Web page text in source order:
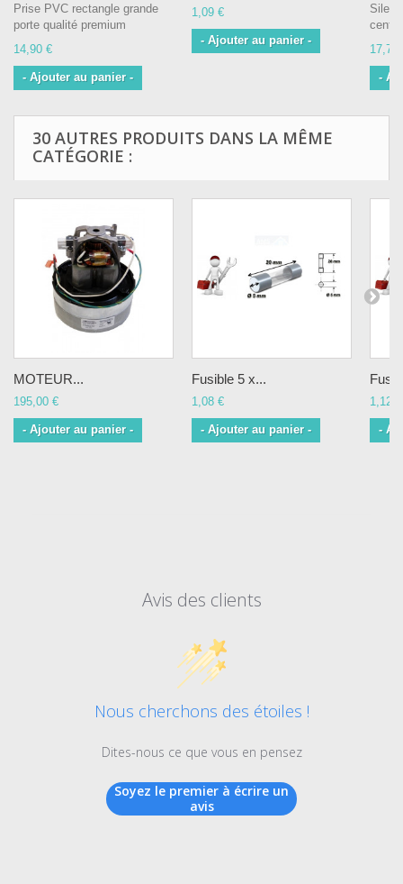
Prise PVC rectangle grande
porte qualité premium
14,90 €
- Ajouter au panier -
1,09 €
- Ajouter au panier -
17,70
-
30 AUTRES PRODUITS DANS LA MÊME
CATÉGORIE :
MOTEUR...
195,00 €
- Ajouter au panier -
Fusible 5 x...
1,08 €
- Ajouter au panier -
1,12 €
-
Avis des clients
Nous cherchons des étoiles !
Dites-nous ce que vous en pensez
Soyez le premier à écrire un
avis